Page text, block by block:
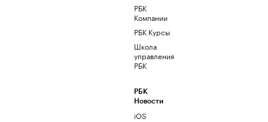
РБК
Компании
РБК Курсы
Школа
управления
РБК
РБК
Новости
iOS